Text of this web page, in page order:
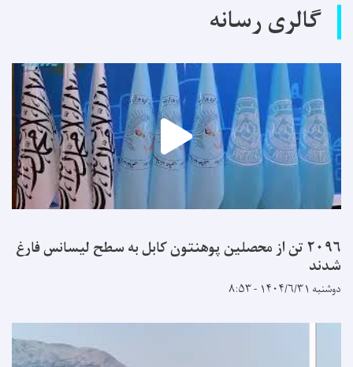
گالری رسانه
۲۰۹۶ تن از محصلین پوهنتون کابل به سطح لیسانس فارغ
شدند
دوشنبه ۱۴۰۴/۶/۳۱ - ۸:۵۳